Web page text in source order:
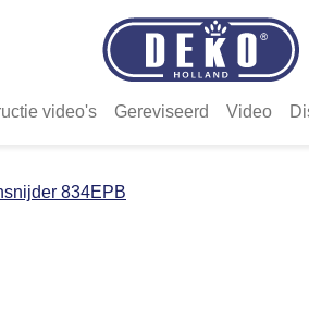
video's Gereviseerd Video
834EPB